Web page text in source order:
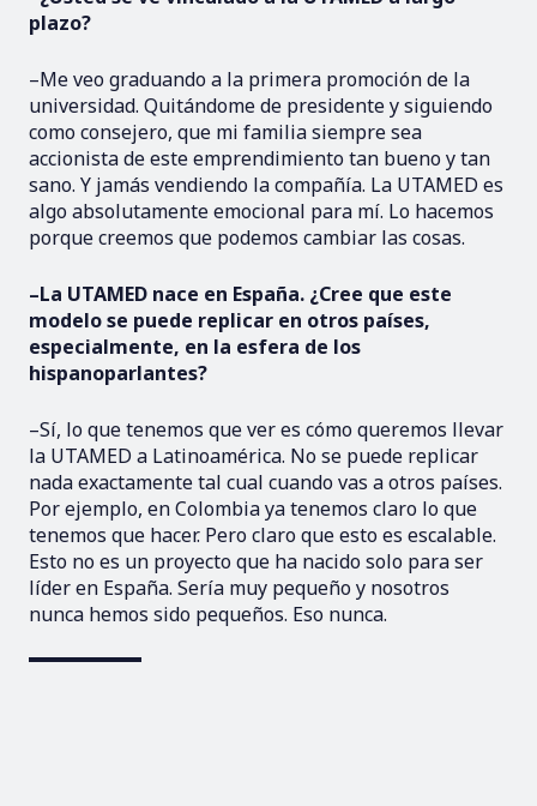
plazo?
–Me veo graduando a la primera promoción de la
universidad. Quitándome de presidente y siguiendo
como consejero, que mi familia siempre sea
accionista de este emprendimiento tan bueno y tan
sano. Y jamás vendiendo la compañía. La UTAMED es
algo absolutamente emocional para mí. Lo hacemos
porque creemos que podemos cambiar las cosas.
–La UTAMED nace en España. ¿Cree que este
modelo se puede replicar en otros países,
especialmente, en la esfera de los
hispanoparlantes?
–Sí, lo que tenemos que ver es cómo queremos llevar
la UTAMED a Latinoamérica. No se puede replicar
nada exactamente tal cual cuando vas a otros países.
Por ejemplo, en Colombia ya tenemos claro lo que
tenemos que hacer. Pero claro que esto es escalable.
Esto no es un proyecto que ha nacido solo para ser
líder en España. Sería muy pequeño y nosotros
nunca hemos sido pequeños. Eso nunca.